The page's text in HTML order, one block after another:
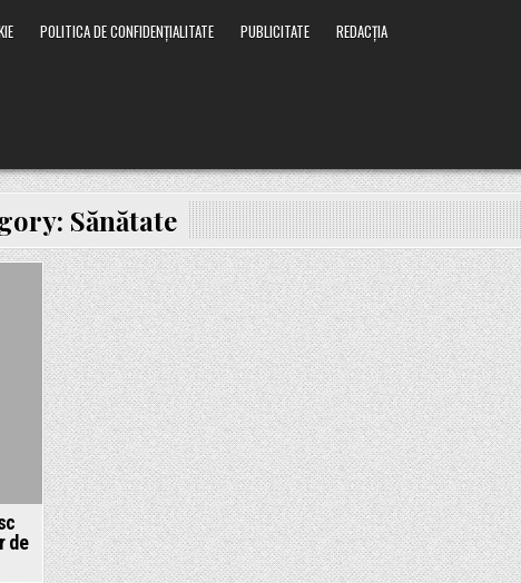
POLITICA DE CONFIDENȚIALITATE PUBLICITATE REDACȚIA
Sănătate
de